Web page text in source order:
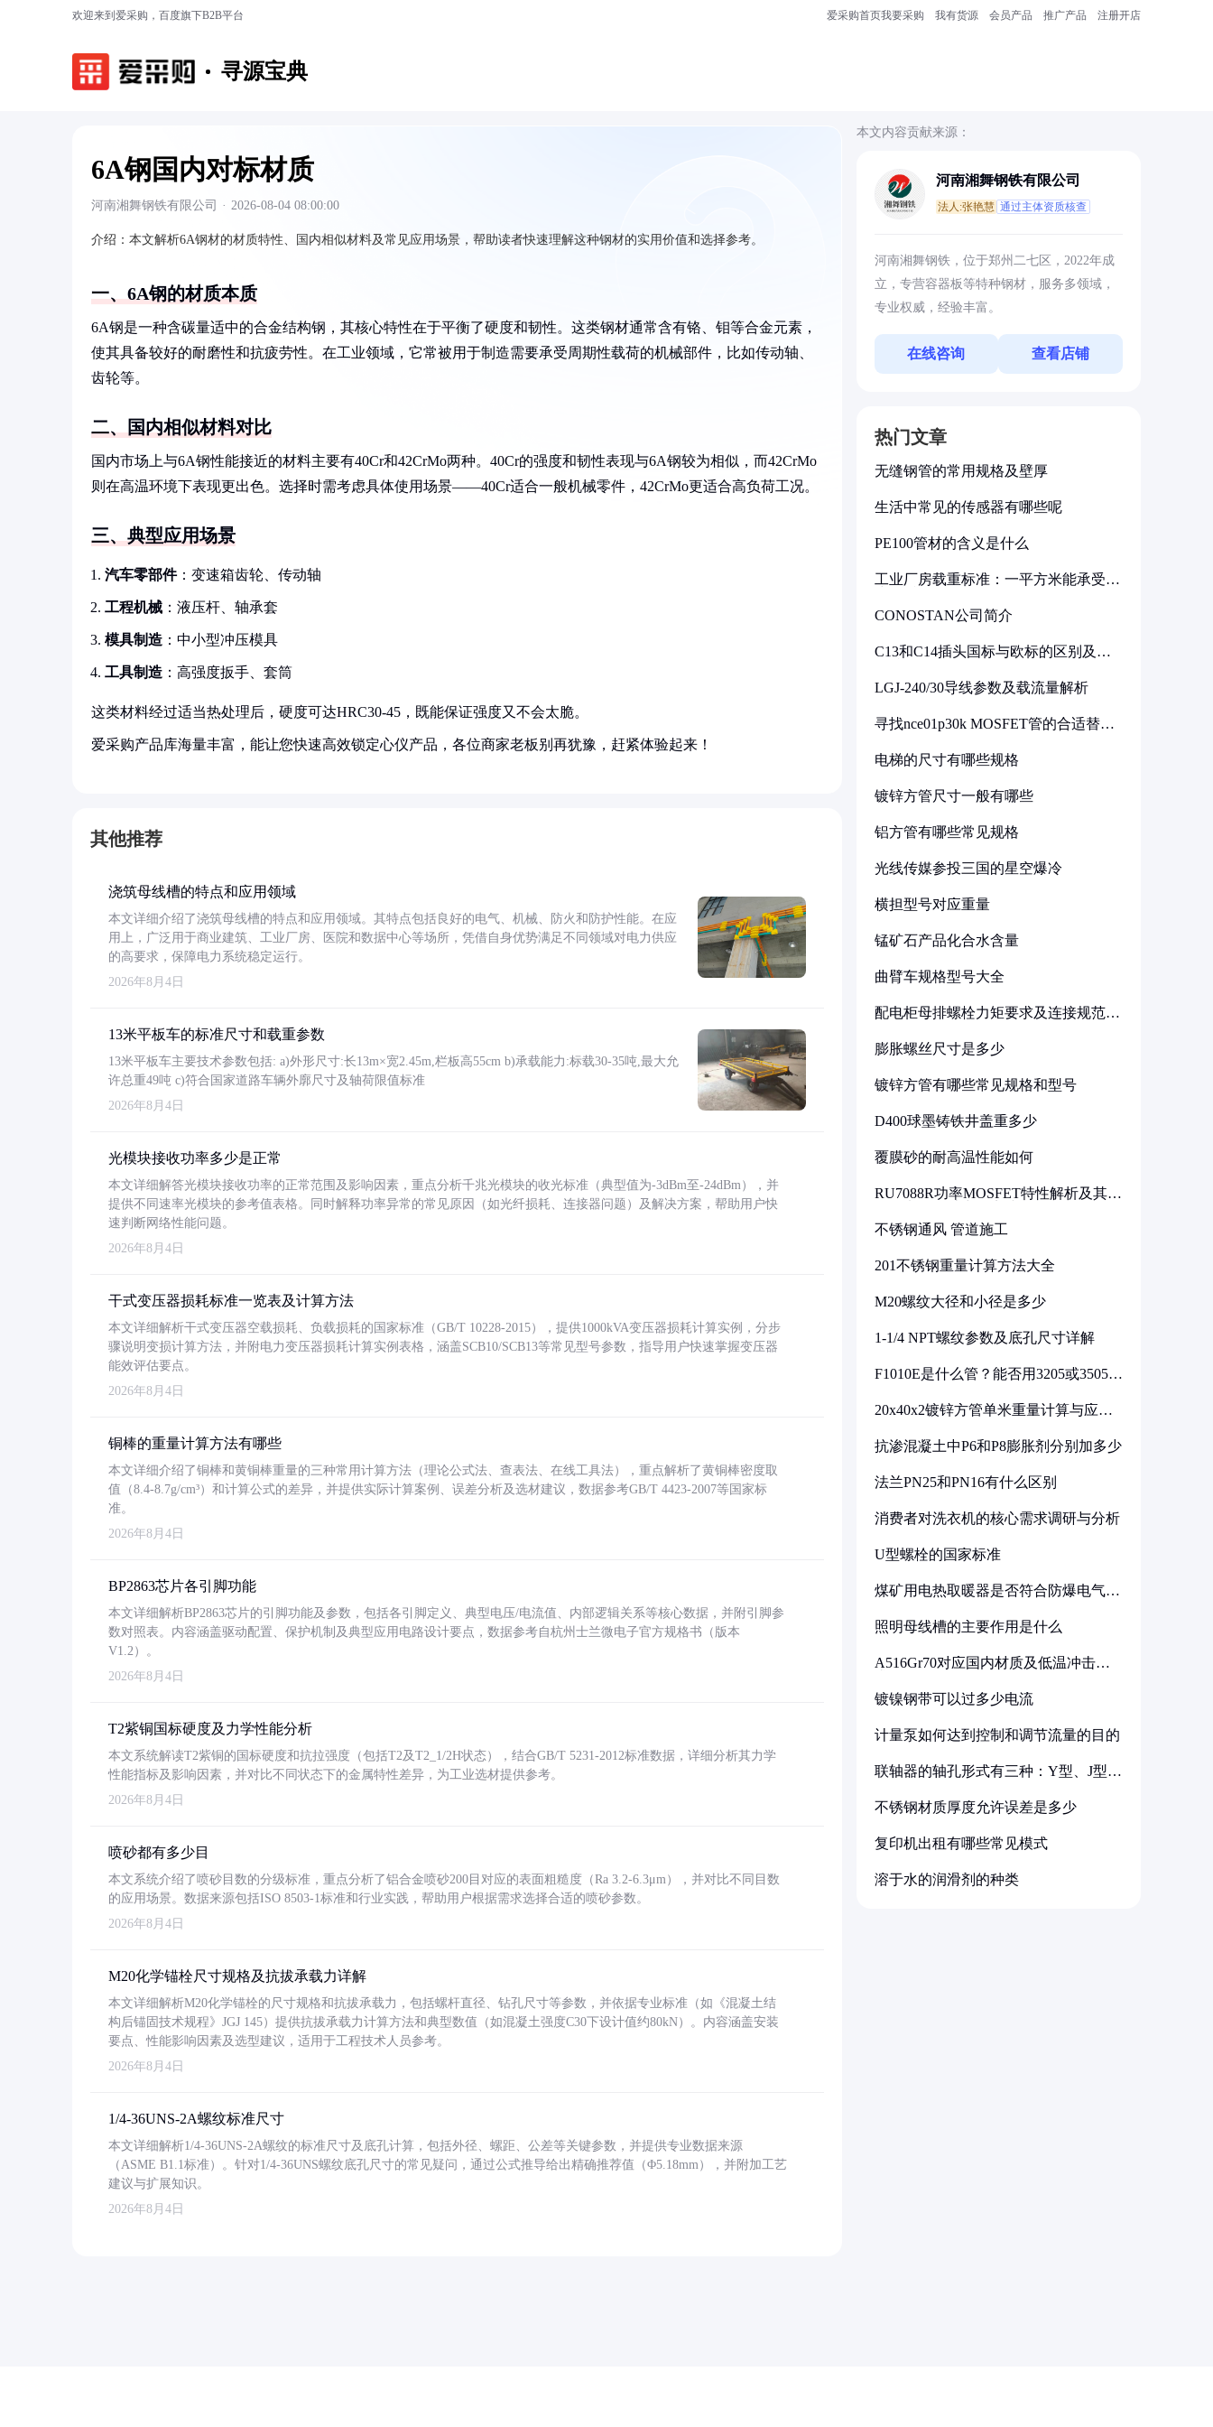
欢迎来到爱采购，百度旗下B2B平台 爱采购首页我要采购 我有货源 会员产品 推广产品 注册开店
寻源宝典
6A钢国内对标材质
河南湘舞钢铁有限公司 · 2026-08-04 08:00:00
介绍： 本文解析6A钢材的材质特性、国内相似材料及常见应用场景，帮助读者快速理解这种钢材的实用价值和选择参考。
一、6A钢的材质本质
6A钢是一种含碳量适中的合金结构钢，其核心特性在于平衡了硬度和韧性。这类钢材通常含有铬、钼等合金元素，
使其具备较好的耐磨性和抗疲劳性。在工业领域，它常被用于制造需要承受周期性载荷的机械部件，比如传动轴、
齿轮等。
二、国内相似材料对比
国内市场上与6A钢性能接近的材料主要有40Cr和42CrMo两种。40Cr的强度和韧性表现与6A钢较为相似，而42CrMo
则在高温环境下表现更出色。选择时需考虑具体使用场景——40Cr适合一般机械零件，42CrMo更适合高负荷工况。
三、典型应用场景
汽车零部件：变速箱齿轮、传动轴
工程机械 ：液压杆、轴承套
模具制造 ：中小型冲压模具
工具制造 ：高强度扳手、套筒
这类材料经过适当热处理后，硬度可达HRC30-45，既能保证强度又不会太脆。
爱采购产品库海量丰富，能让您快速高效锁定心仪产品，各位商家老板别再犹豫，赶紧体验起来！
其他推荐
浇筑母线槽的特点和应用领域
本文详细介绍了浇筑母线槽的特点和应用领域。其特点包括良好的电气、机械、防火和防护性能。在应
用上，广泛用于商业建筑、工业厂房、医院和数据中心等场所，凭借自身优势满足不同领域对电力供应
的高要求，保障电力系统稳定运行。
2026年8月4日
13米平板车的标准尺寸和载重参数
13米平板车主要技术参数包括: a)外形尺寸:长13m×宽2.45m,栏板高55cm b)承载能力:标载30-35吨,最大允
许总重49吨 c)符合国家道路车辆外廓尺寸及轴荷限值标准
2026年8月4日
光模块接收功率多少是正常
本文详细解答光模块接收功率的正常范围及影响因素，重点分析千兆光模块的收光标准（典型值为-3dBm至-24dBm），并
提供不同速率光模块的参考值表格。同时解释功率异常的常见原因（如光纤损耗、连接器问题）及解决方案，帮助用户快
速判断网络性能问题。
2026年8月4日
干式变压器损耗标准一览表及计算方法
本文详细解析干式变压器空载损耗、负载损耗的国家标准（GB/T 10228-2015），提供1000kVA变压器损耗计算实例，分步
骤说明变损计算方法，并附电力变压器损耗计算实例表格，涵盖SCB10/SCB13等常见型号参数，指导用户快速掌握变压器
能效评估要点。
2026年8月4日
铜棒的重量计算方法有哪些
本文详细介绍了铜棒和黄铜棒重量的三种常用计算方法（理论公式法、查表法、在线工具法），重点解析了黄铜棒密度取
值（8.4-8.7g/cm³）和计算公式的差异，并提供实际计算案例、误差分析及选材建议，数据参考GB/T 4423-2007等国家标
准。
2026年8月4日
BP2863芯片各引脚功能
本文详细解析BP2863芯片的引脚功能及参数，包括各引脚定义、典型电压/电流值、内部逻辑关系等核心数据，并附引脚参
数对照表。内容涵盖驱动配置、保护机制及典型应用电路设计要点，数据参考自杭州士兰微电子官方规格书（版本
V1.2）。
2026年8月4日
T2紫铜国标硬度及力学性能分析
本文系统解读T2紫铜的国标硬度和抗拉强度（包括T2及T2_1/2H状态），结合GB/T 5231-2012标准数据，详细分析其力学
性能指标及影响因素，并对比不同状态下的金属特性差异，为工业选材提供参考。
2026年8月4日
喷砂都有多少目
本文系统介绍了喷砂目数的分级标准，重点分析了铝合金喷砂200目对应的表面粗糙度（Ra 3.2-6.3μm），并对比不同目数
的应用场景。数据来源包括ISO 8503-1标准和行业实践，帮助用户根据需求选择合适的喷砂参数。
2026年8月4日
M20化学锚栓尺寸规格及抗拔承载力详解
本文详细解析M20化学锚栓的尺寸规格和抗拔承载力，包括螺杆直径、钻孔尺寸等参数，并依据专业标准（如《混凝土结
构后锚固技术规程》JGJ 145）提供抗拔承载力计算方法和典型数值（如混凝土强度C30下设计值约80kN）。内容涵盖安装
要点、性能影响因素及选型建议，适用于工程技术人员参考。
2026年8月4日
1/4-36UNS-2A螺纹标准尺寸
本文详细解析1/4-36UNS-2A螺纹的标准尺寸及底孔计算，包括外径、螺距、公差等关键参数，并提供专业数据来源
（ASME B1.1标准）。针对1/4-36UNS螺纹底孔尺寸的常见疑问，通过公式推导给出精确推荐值（Φ5.18mm），并附加工艺
建议与扩展知识。
2026年8月4日
本文内容贡献来源：
河南湘舞钢铁有限公司
法人:张艳慧 通过主体资质核查
河南湘舞钢铁，位于郑州二七区，2022年成
立，专营容器板等特种钢材，服务多领域，
专业权威，经验丰富。
在线咨询 查看店铺
热门文章
无缝钢管的常用规格及壁厚
生活中常见的传感器有哪些呢
PE100管材的含义是什么
工业厂房载重标准：一平方米能承受多
CONOSTAN公司简介
C13和C14插头国标与欧标的区别及其
LGJ-240/30导线参数及载流量解析
寻找nce01p30k MOSFET管的合适替代
电梯的尺寸有哪些规格
镀锌方管尺寸一般有哪些
铝方管有哪些常见规格
光线传媒参投三国的星空爆冷
横担型号对应重量
锰矿石产品化合水含量
曲臂车规格型号大全
配电柜母排螺栓力矩要求及连接规范详
膨胀螺丝尺寸是多少
镀锌方管有哪些常见规格和型号
D400球墨铸铁井盖重多少
覆膜砂的耐高温性能如何
RU7088R功率MOSFET特性解析及其在
不锈钢通风 管道施工
201不锈钢重量计算方法大全
M20螺纹大径和小径是多少
1-1/4 NPT螺纹参数及底孔尺寸详解
F1010E是什么管？能否用3205或3505代
20x40x2镀锌方管单米重量计算与应用
抗渗混凝土中P6和P8膨胀剂分别加多少
法兰PN25和PN16有什么区别
消费者对洗衣机的核心需求调研与分析
U型螺栓的国家标准
煤矿用电热取暖器是否符合防爆电气设
照明母线槽的主要作用是什么
A516Gr70对应国内材质及低温冲击要
镀镍钢带可以过多少电流
计量泵如何达到控制和调节流量的目的
联轴器的轴孔形式有三种：Y型、J型、
不锈钢材质厚度允许误差是多少
复印机出租有哪些常见模式
溶于水的润滑剂的种类